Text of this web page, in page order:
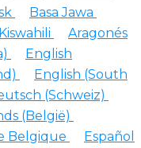
Basa Jawa
Kiswahili
Aragonés
English
English (South
(Schweiz)
(België)
Belgique
Español